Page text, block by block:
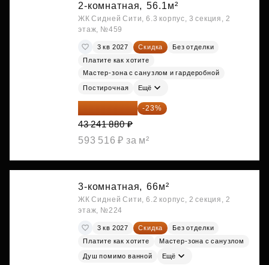
2-комнатная, 56.1м²
ЖК Сидней Сити, 6.3 корпус, 3 секция, 2
этаж, №459
3 кв 2027 Скидка
Без отделки
Платите как хотите
Мастер-зона с санузлом и гардеробной
Постирочная Ещё
33 296 248 ₽ -23%
43 241 880 ₽
593 516 ₽ за м²
3-комнатная, 66м²
ЖК Сидней Сити, 6.2 корпус, 2 секция, 2
этаж, №224
3 кв 2027 Скидка
Без отделки
Платите как хотите
Мастер-зона с санузлом
Душ помимо ванной Ещё